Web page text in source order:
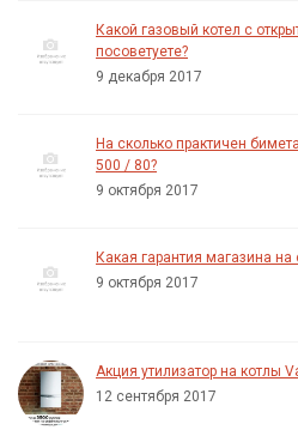
Какой газовый котел с
посоветуете?
9 декабря 2017
На сколько практичен
500 / 80?
9 октября 2017
Какая гарантия магазина
9 октября 2017
Акция утилизатор на котлы
12 сентября 2017